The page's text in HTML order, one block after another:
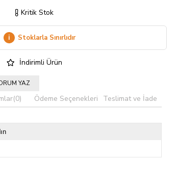
Kritik Stok
i Stoklarla Sınırlıdır
İndirimli Ürün
YAZ
(0) Ödeme Seçenekleri Teslimat ve İade